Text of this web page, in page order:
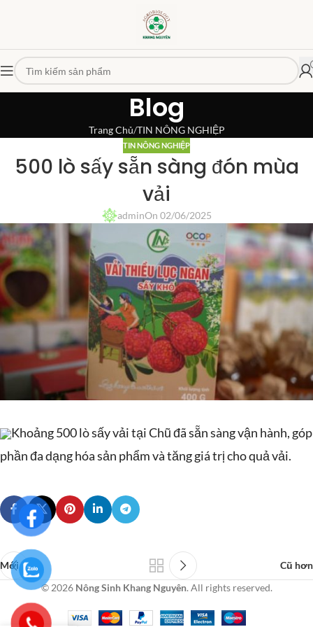
Blog
Trang Chủ TIN NÔNG NGHIỆP
TIN NÔNG NGHIỆP
500 lò sấy sẵn sàng đón mùa
vải
adminOn 02/06/2025
Khoảng 500 lò sấy vải tại Chũ đã sẵn sàng vận hành, góp
phần đa dạng hóa sản phẩm và tăng giá trị cho quả vải.
Mới hơn
Cũ hơn
© 2026 Nông Sinh Khang Nguyên. All rights reserved.